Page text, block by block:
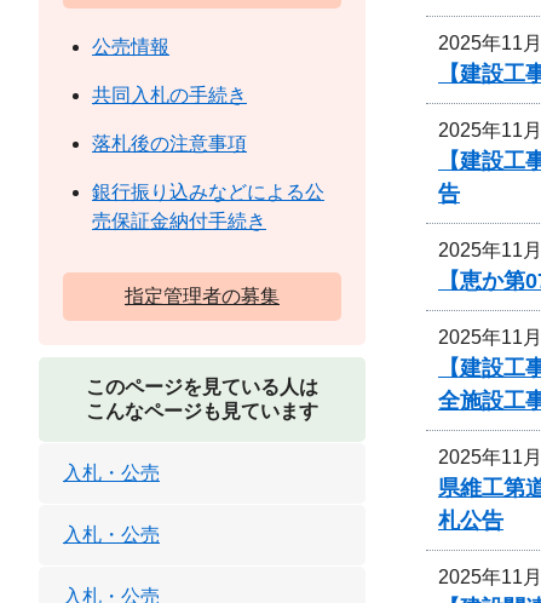
2025年11
【建設
2025年11
【建設
告
2025年11
【恵か
2025年11
【建設
全施設工
2025年11
県維工第
札公告
2025年11
公売情報
共同入札の手続き
落札後の注意事項
銀行振り込みなどによる公
売保証金納付手続き
指定管理者の募集
このページを見ている人は
こんなページも見ています
入札・公売
入札・公売
入札・公売